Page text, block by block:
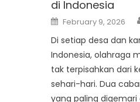
di Indonesia
Posted
on
February 9, 2026
Di setiap desa dan
Indonesia, olahraga
tak terpisahkan dari
sehari-hari. Dua
yang paling digemari